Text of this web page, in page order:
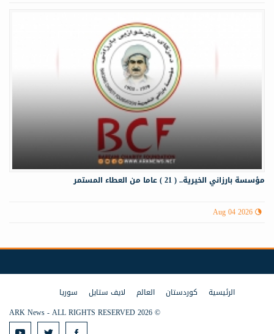
مؤسسة بارزاني الخيرية.. ( 21 ) عاما من العطاء المستمر
Aug 04 2026
الرئيسية كوردستان العالم لايف ستايل
سوريا
© 2026 ARK News - ALL RIGHTS RESERVED